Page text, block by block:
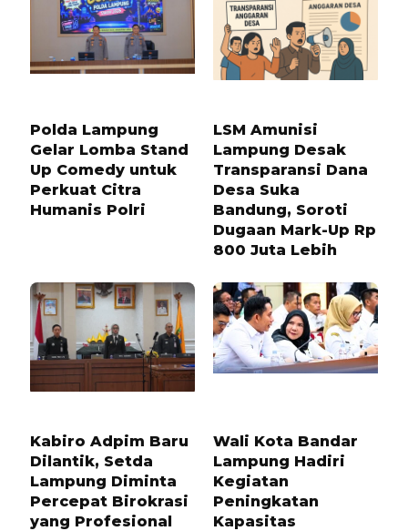
Polda Lampung
Gelar Lomba Stand
Up Comedy untuk
Perkuat Citra
Humanis Polri
LSM Amunisi
Lampung Desak
Transparansi Dana
Desa Suka
Bandung, Soroti
Dugaan Mark-Up Rp
800 Juta Lebih
Kabiro Adpim Baru
Dilantik, Setda
Lampung Diminta
Percepat Birokrasi
yang Profesional
Wali Kota Bandar
Lampung Hadiri
Kegiatan
Peningkatan
Kapasitas